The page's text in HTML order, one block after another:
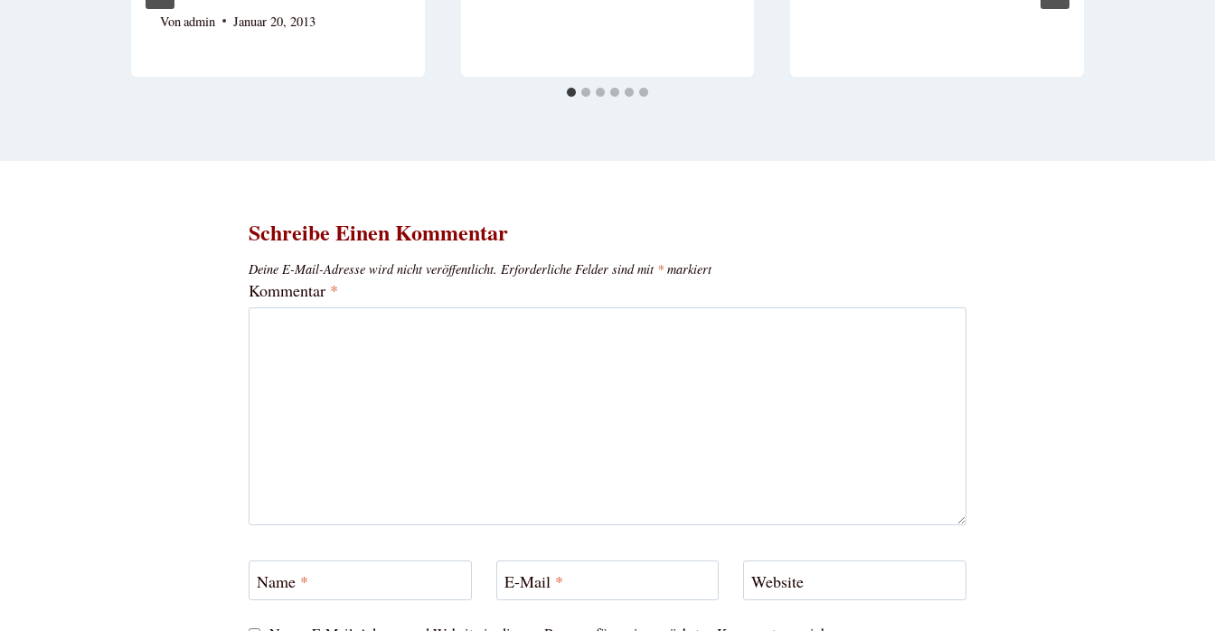
Vonadmin Januar 20, 2013
Schreibe Einen Kommentar
Deine E-Mail-Adresse wird nicht veröffentlicht. Erforderliche Felder sind mit * markiert
Kommentar *
Name * E-Mail * Website